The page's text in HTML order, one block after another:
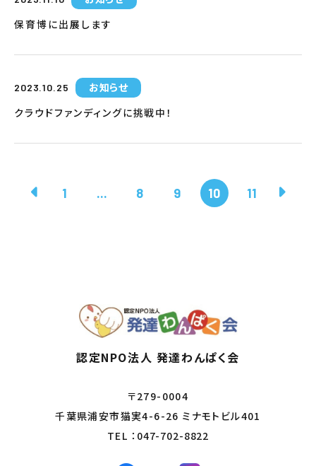
保育博に出展します
2023.10.25
お知らせ
クラウドファンディングに挑戦中！
1 ... 8 9 10 11
認定NPO法人 発達わんぱく会
〒279-0004
千葉県浦安市猫実4-6-26 ミナモトビル401
TEL ： 047-702-8822